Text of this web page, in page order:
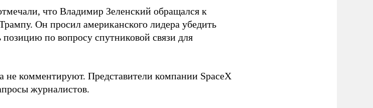
что Владимир Зеленский обращался к
Он просил американского лидера убедить
позицию по вопросу спутниковой связи для
комментируют. Представители компании SpaceX
журналистов.